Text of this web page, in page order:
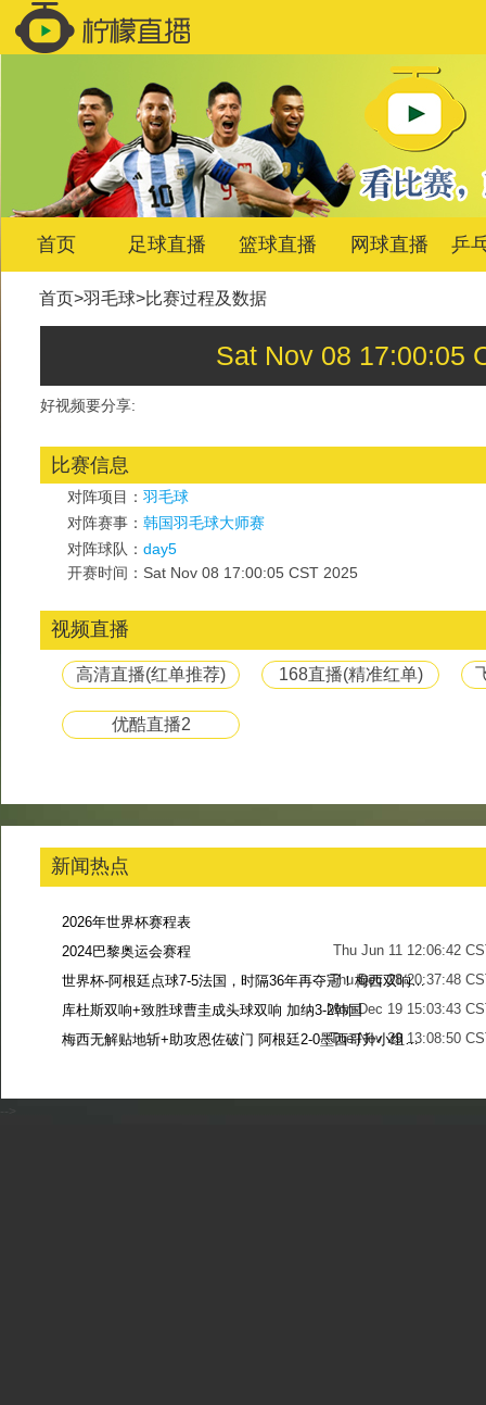
首页 足球直播 篮球直播 网球直播 乒
首页>羽毛球>比赛过程及数据
Sat Nov 08 17:00:05
好视频要分享:
比赛信息
对阵项目： 羽毛球
对阵赛事： 韩国羽毛球大师赛
对阵球队： day5
开赛时间：Sat Nov 08 17:00:05 CST 2025
视频直播
高清直播(红单推荐) 168直播(精准红单)
优酷直播2
新闻热点
2026年世界杯赛程表
Thu Jun 11 12:06:42
2024巴黎奥运会赛程
Thu Dec 28 20:37:48
世界杯-阿根廷点球7-5法国，时隔36年再夺冠！梅西双响姆巴佩戴帽
Mon Dec 19 15:03:43
库杜斯双响+致胜球曹圭成头球双响 加纳3-2韩国
Tue Nov 29 13:08:50
梅西无解贴地斩+助攻恩佐破门 阿根廷2-0墨西哥升小组第二